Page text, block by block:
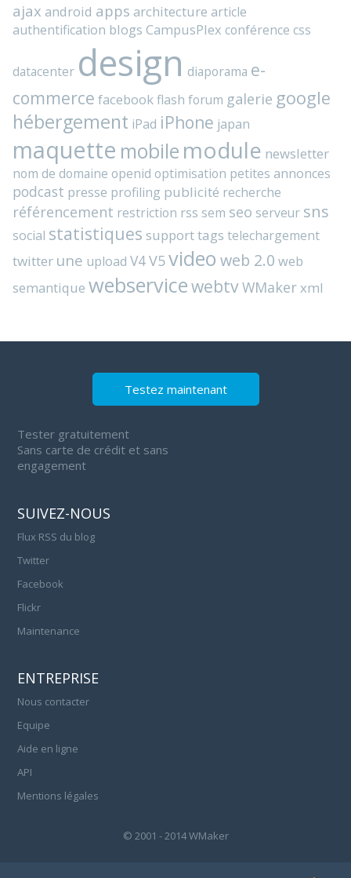
ajax android apps architecture article
authentification blogs CampusPlex conférence css
datacenter design diaporama e-
commerce facebookflash forum galerie google
hébergement iPad iPhone japan
maquette mobile module newsletter
nom de domaine openid optimisation petites annonces
podcast presse profiling publicité recherche
référencement restriction rss sem seo serveur sns
social statistiques supporttags telechargement
twitter une upload V4V5video web 2.0 web
semantique webservicewebtvWMakerxml
Testez maintenant
Tester gratuitement
Sans carte de crédit et sans
engagement
SUIVEZ-NOUS
Flux RSS du blog
Twitter
Facebook
Flickr
Maintenance
ENTREPRISE
Nous contacter
Equipe
Aide en ligne
API
Mentions légales
© 2001 - 2014 WMaker